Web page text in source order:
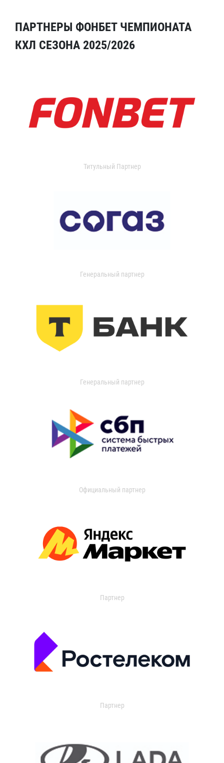
ПАРТНЕРЫ ФОНБЕТ ЧЕМПИОНАТА
КХЛ СЕЗОНА 2025/2026
Титульный Партнер
Генеральный партнер
Генеральный партнер
Официальный партнер
Партнер
Партнер